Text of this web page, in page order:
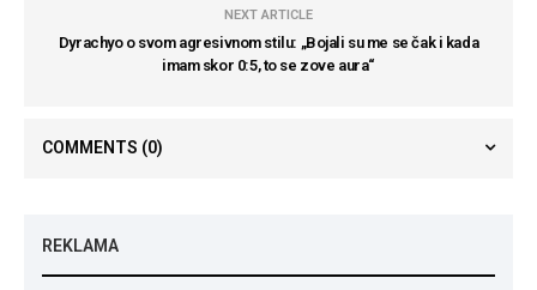
NEXT ARTICLE
Dyrachyo o svom agresivnom stilu: „Bojali su me se čak i kada
imam skor 0:5, to se zove aura“
COMMENTS (0)
REKLAMA